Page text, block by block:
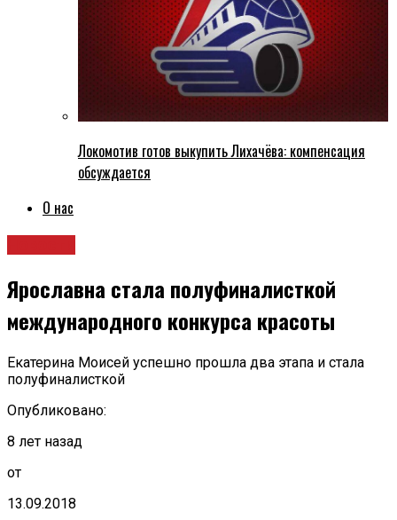
Локомотив готов выкупить Лихачёва: компенсация
обсуждается
О нас
Ярославна стала полуфиналисткой
международного конкурса красоты
Екатерина Моисей успешно прошла два этапа и стала
полуфиналисткой
Опубликовано:
8 лет назад
от
13.09.2018